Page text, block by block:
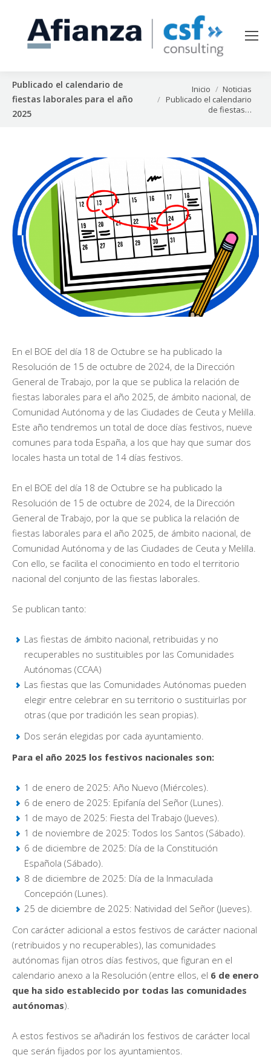
Publicado el calendario de
fiestas laborales para el año
2025
Inicio
Noticias
Publicado el calendario
de fiestas…
En el BOE del día 18 de Octubre se ha publicado la
Resolución de 15 de octubre de 2024, de la Dirección
General de Trabajo, por la que se publica la relación de
fiestas laborales para el año 2025, de ámbito nacional, de
Comunidad Autónoma y de las Ciudades de Ceuta y Melilla.
Este año tendremos un total de doce días festivos, nueve
comunes para toda España, a los que hay que sumar dos
locales hasta un total de 14 días festivos.
En el BOE del día 18 de Octubre se ha publicado la
Resolución de 15 de octubre de 2024, de la Dirección
General de Trabajo, por la que se publica la relación de
fiestas laborales para el año 2025, de ámbito nacional, de
Comunidad Autónoma y de las Ciudades de Ceuta y Melilla.
Con ello, se facilita el conocimiento en todo el territorio
nacional del conjunto de las fiestas laborales.
Se publican tanto:
Las fiestas de ámbito nacional, retribuidas y no
recuperables no sustituibles por las Comunidades
Autónomas (CCAA)
Las fiestas que las Comunidades Autónomas pueden
elegir entre celebrar en su territorio o sustituirlas por
otras (que por tradición les sean propias).
Dos serán elegidas por cada ayuntamiento.
Para el año 2025 los festivos nacionales son:
1 de enero de 2025: Año Nuevo (Miércoles).
6 de enero de 2025: Epifanía del Señor (Lunes).
1 de mayo de 2025: Fiesta del Trabajo (Jueves).
1 de noviembre de 2025: Todos los Santos (Sábado).
6 de diciembre de 2025: Día de la Constitución
Española (Sábado).
8 de diciembre de 2025: Día de la Inmaculada
Concepción (Lunes).
25 de diciembre de 2025: Natividad del Señor (Jueves).
Con carácter adicional a estos festivos de carácter nacional
(retribuidos y no recuperables), las comunidades
autónomas fijan otros días festivos, que figuran en el
calendario anexo a la Resolución (entre ellos, el 6 de enero
que ha sido establecido por todas las comunidades
autónomas).
A estos festivos se añadirán los festivos de carácter local
que serán fijados por los ayuntamientos.